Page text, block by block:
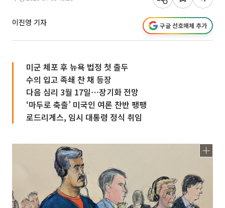
이진영 기자 구글 선호매체 추가
미군 체포 후 뉴욕 법정 첫 출두
수의 입고 족쇄 찬 채 등장
다음 심리 3월 17일⋯장기화 전망
‘마두로 축출’ 미국인 여론 찬반 팽팽
로드리게스, 임시 대통령 정식 취임